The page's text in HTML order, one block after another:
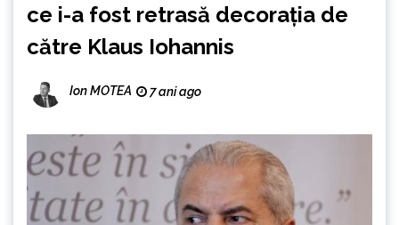
ce i-a fost retrasă decorația de
către Klaus Iohannis
Ion MOTEA 7 ani ago